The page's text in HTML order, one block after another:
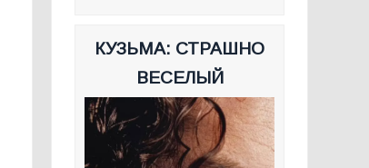
КУЗЬМА: СТРАШНО
ВЕСЕЛЫЙ